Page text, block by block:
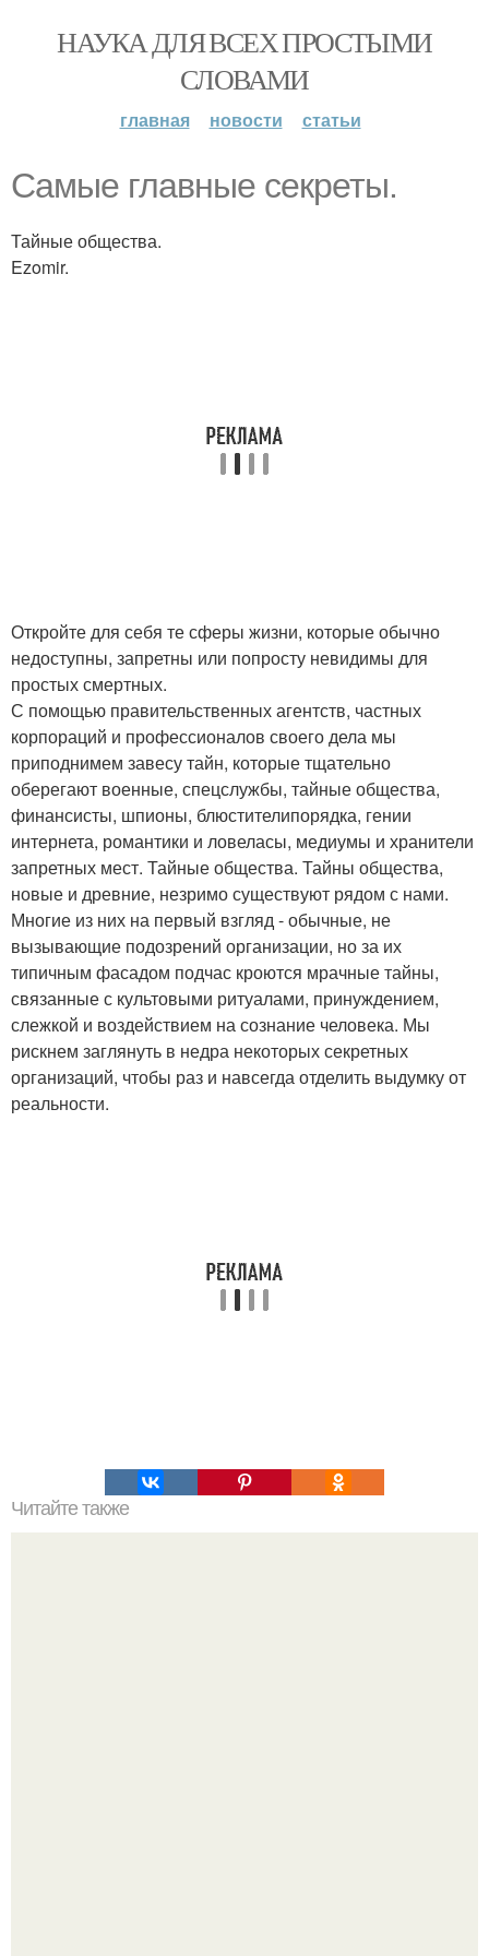
НАУКА ДЛЯ ВСЕХ ПРОСТЫМИ
СЛОВАМИ
главная новости статьи
Самые главные секреты.
Тайные общества.
Ezomir.
Откройте для себя те сферы жизни, которые обычно
недоступны, запретны или попросту невидимы для
простых смертных.
С помощью правительственных агентств, частных
корпораций и профессионалов своего дела мы
приподнимем завесу тайн, которые тщательно
оберегают военные, спецслужбы, тайные общества,
финансисты, шпионы, блюстителипорядка, гении
интернета, романтики и ловеласы, медиумы и хранители
запретных мест. Тайные общества. Тайны общества,
новые и древние, незримо существуют рядом с нами.
Многие из них на первый взгляд - обычные, не
вызывающие подозрений организации, но за их
типичным фасадом подчас кроются мрачные тайны,
связанные с культовыми ритуалами, принуждением,
слежкой и воздействием на сознание человека. Мы
рискнем заглянуть в недра некоторых секретных
организаций, чтобы раз и навсегда отделить выдумку от
реальности.
Читайте также